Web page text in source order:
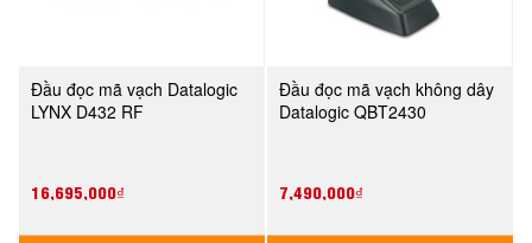
Đầu đọc mã vạch Datalogic
LYNX D432 RF
16,695,000₫
Đầu đọc mã vạch không dây
Datalogic QBT2430
7,490,000₫